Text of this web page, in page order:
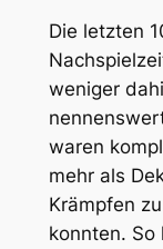
Die letzten
weniger
waren
mehr als
Krämpfen
konnten. So